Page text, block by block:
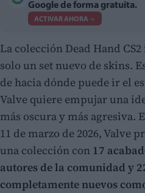
Google de forma gratuita.
ACTIVAR AHORA
La colección Dead Hand
solo un set nuevo de skins.
de hacia dónde puede ir el
Valve quiere empujar una
más oscura y más agresiva.
11 de marzo de 2026, Valve
una colección con 17
autores de la comunidad y
completamente nuevos